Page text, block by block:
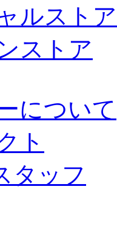
ルスト
ストア
について
ト
タッフ